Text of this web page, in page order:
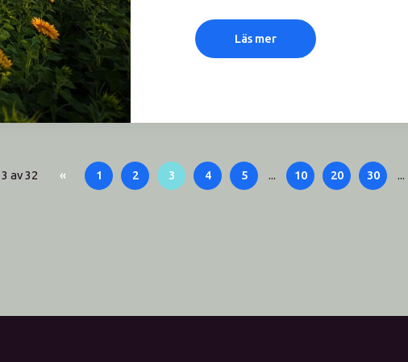
Läs mer
av 32 « 1 2 3 4 5 ... 10 20 30 ...